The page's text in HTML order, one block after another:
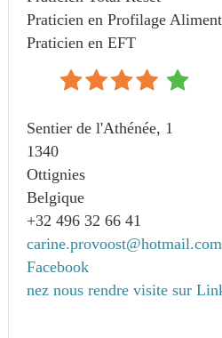
Praticien en Profilage
Praticien en EFT
Sentier de l'Athénée, 1
1340
Ottignies
Belgique
+32 496 32 66 41
carine.provoost@hotmail.com
Facebook
nez nous rendre visite sur